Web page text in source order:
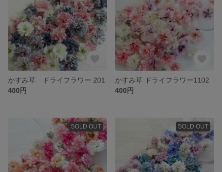
かすみ草 ドライフラワー 201
400円
かすみ草 ドライフラワー1102
400円
SOLD OUT SOLD OUT